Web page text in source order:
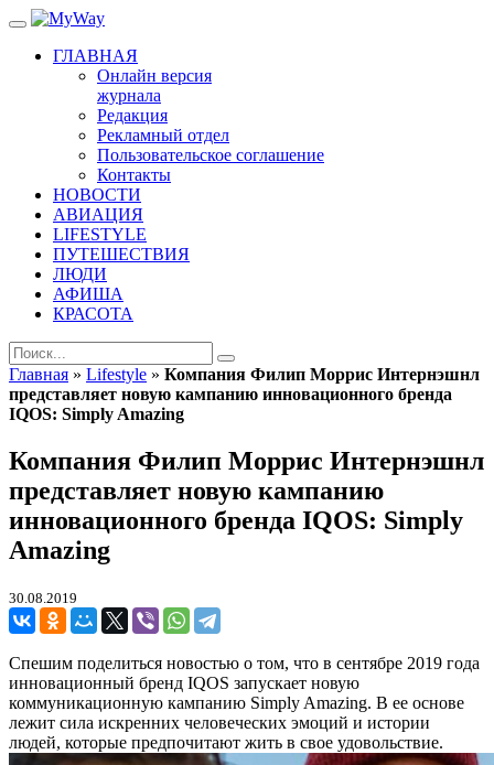
ГЛАВНАЯ
Онлайн версия
журнала
Редакция
Рекламный отдел
Пользовательское соглашение
Контакты
НОВОСТИ
АВИАЦИЯ
LIFESTYLE
ПУТЕШЕСТВИЯ
ЛЮДИ
АФИША
КРАСОТА
Главная » Lifestyle » Компания Филип Моррис Интернэшнл
представляет новую кампанию инновационного бренда
IQOS: Simply Amazing
Компания Филип Моррис Интернэшнл
представляет новую кампанию
инновационного бренда IQOS: Simply
Amazing
30.08.2019
Спешим поделиться новостью о том, что в сентябре 2019 года
инновационный бренд IQOS запускает новую
коммуникационную кампанию Simply Amazing. В ее основе
лежит сила искренних человеческих эмоций и истории
людей, которые предпочитают жить в свое удовольствие.